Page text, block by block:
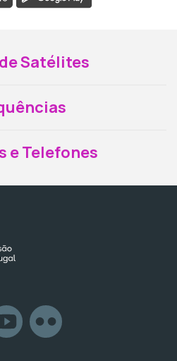
Satélites
e Telefones